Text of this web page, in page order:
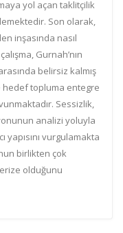
yol açan taklitçilik
Son olarak,
inşasında nasıl
Gurnah’nın
belirsiz kalmış
hedef topluma entegre
Sessizlik,
analizi yoluyla
yapısını vurgulamakta
birlikten çok
olduğunu